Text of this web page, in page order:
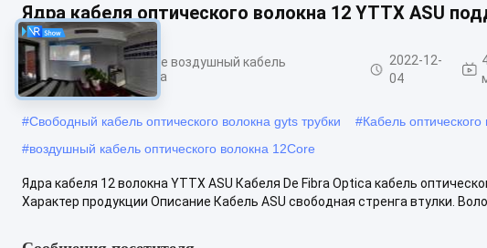
Time
Ядра кабеля оптического волокна 12 YTTX ASU
На открытом воздухе воздушный кабель
оптического волокна
2022-12-
04
#Свободный кабель оптического волокна gyts трубки #Кабель
#воздушный кабель оптического волокна 12Core
Ядра кабеля 12 волокна YTTX ASU Кабеля De Fibra Optica кабель
Характер продукции Описание Кабель ASU свободная стренга втулки.